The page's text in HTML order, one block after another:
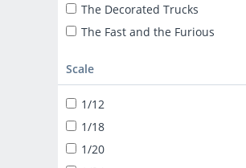
The Decorated Trucks
The Fast and the Furious
TUNED CAR
SNAP KIT
SUPER CAR
1/24 LIBERTY WALK
Scale
1/12
1/18
1/20